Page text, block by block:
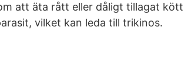
att äta rått eller dåligt tillagat kött
vilket kan leda till trikinos.